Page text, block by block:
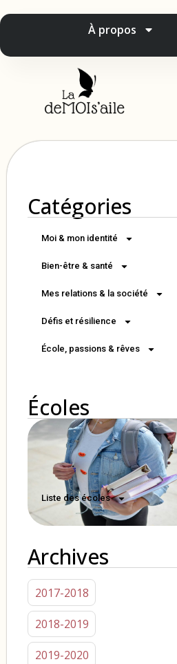
À propos
Catégories
Moi & mon identité
Bien-être & santé
Mes relations & la société
Défis et résilience
École, passions & rêves
Écoles
Liste des écoles
Archives
2017-2018
2018-2019
2019-2020